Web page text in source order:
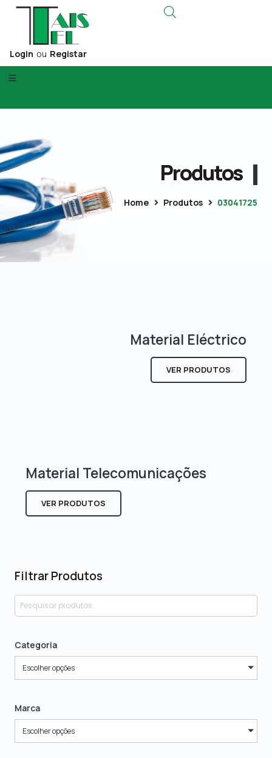
Login ou Registar
Produtos
Home Produtos 03041725
Filtrar Produtos
Categoria
Escolher opções
Marca
Escolher opções
Material Eléctrico
VER PRODUTOS
Material Telecomunicações
VER PRODUTOS